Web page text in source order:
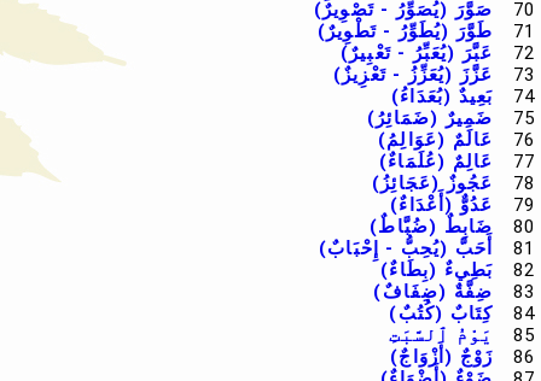
70
صَوَّرَ (يُصَوِّرُ - تَصْوِيرٌ)
71
طَوَّرَ (يُطَوِّرُ - تَطْوِيرٌ)
72
عَبَّرَ (يُعَبِّرُ - تَعْبِيرٌ)
73
عَزَّزَ (يُعَزِّزُ - تَعْزِيزٌ)
74
بَعِيدٌ (بُعَدَاءُ)
75
ضَمِيرٌ (ضَمَائِرُ)
76
عَالَمٌ (عَوَالِمُ)
77
عَالِمٌ (عُلَمَاءٌ)
78
عَجُوزٌ (عَجَائِزُ)
79
عَدُوٌّ (أَعْدَاءٌ)
80
ضَابِطٌ (ضُبَّاطٌ)
81
أَحَبَّ (يُحِبُّ - إِحْبَابٌ)
82
بَطِيءٌ (بِطَاءٌ)
83
ضِفَّةٌ (ضِفَافٌ)
84
كِتَابٌ (كُتُبٌ)
85
يَوْمُ ٱلسَّبَتِ
86
زَوْجٌ (أَزْوَاجٌ)